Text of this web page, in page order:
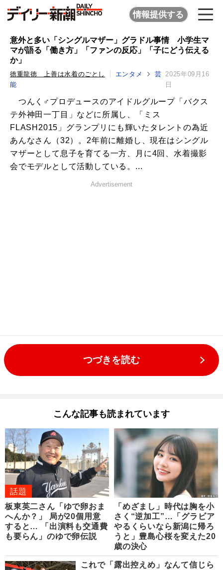
情報提供する
意外と多い「シングルマザー」グラドル事情 小学生マ
マが語る「働き方」「ファンの反応」「子にどう伝える
か」
徳重龍徳 上善は水着のごとし エンタメ
芸
能
2025年09月16
日
つんく♂プロデュースのアイドルグループ「バクス
テ外神田一丁目」などに所属し、「ミス
FLASH2015」グランプリにも輝いたタレントの為近
あんなさん（32）。2年前に離婚し、現在はシングル
マザーとして息子を育てる一方、月に4回、水着撮影
会でモデルとして活動している。...
Advertisement
つづきを読む
こんな記事も読まれています
話題
板東英二さん「ゆで卵おま
へんか？」 局が20個用意
すると… 「出演料も交通費
も要らん」のゆで卵伝説
「めざまし」時代は胸を小
さく“逆加工”…「グラビア
やるくらいなら新潟に帰ろ
うと」豊島心桜を変えた20
歳の決心
これで「露出控えめ」なんて信じら